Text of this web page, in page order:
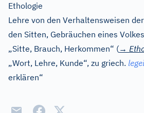
Ethologie
Lehre von den Verhaltensweisen
den Sitten, Gebräuchen eines Volkes
„Sitte, Brauch, Herkommen“ (→
„Wort, Lehre, Kunde“, zu griech.
erklären“